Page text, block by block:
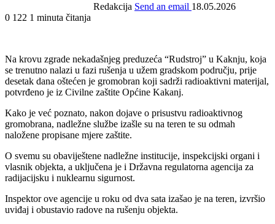
Redakcija Send an email 18.05.2026
0 122 1 minuta čitanja
Na krovu zgrade nekadašnjeg preduzeća “Rudstroj” u Kaknju, koja
se trenutno nalazi u fazi rušenja u užem gradskom području, prije
desetak dana oštećen je gromobran koji sadrži radioaktivni materijal,
potvrđeno je iz Civilne zaštite Općine Kakanj.
Kako je već poznato, nakon dojave o prisustvu radioaktivnog
gromobrana, nadležne službe izašle su na teren te su odmah
naložene propisane mjere zaštite.
O svemu su obaviještene nadležne institucije, inspekcijski organi i
vlasnik objekta, a uključena je i Državna regulatorna agencija za
radijacijsku i nuklearnu sigurnost.
Inspektor ove agencije u roku od dva sata izašao je na teren, izvršio
uviđaj i obustavio radove na rušenju objekta.